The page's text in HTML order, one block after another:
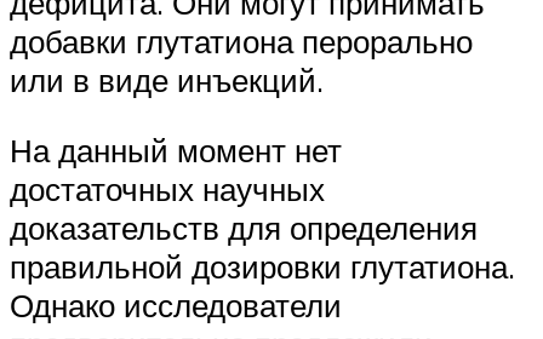
добавки глутатиона перорально
или в виде инъекций.
На данный момент нет
достаточных научных
доказательств для определения
правильной дозировки глутатиона.
Однако исследователи